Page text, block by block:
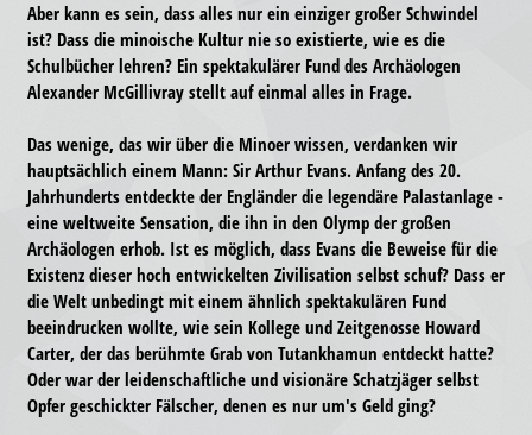
Aber kann es sein, dass alles nur ein einziger großer Schwindel
ist? Dass die minoische Kultur nie so existierte, wie es die
Schulbücher lehren? Ein spektakulärer Fund des Archäologen
Alexander McGillivray stellt auf einmal alles in Frage.
Das wenige, das wir über die Minoer wissen, verdanken wir
hauptsächlich einem Mann: Sir Arthur Evans. Anfang des 20.
Jahrhunderts entdeckte der Engländer die legendäre Palastanlage -
eine weltweite Sensation, die ihn in den Olymp der großen
Archäologen erhob. Ist es möglich, dass Evans die Beweise für die
Existenz dieser hoch entwickelten Zivilisation selbst schuf? Dass er
die Welt unbedingt mit einem ähnlich spektakulären Fund
beeindrucken wollte, wie sein Kollege und Zeitgenosse Howard
Carter, der das berühmte Grab von Tutankhamun entdeckt hatte?
Oder war der leidenschaftliche und visionäre Schatzjäger selbst
Opfer geschickter Fälscher, denen es nur um's Geld ging?